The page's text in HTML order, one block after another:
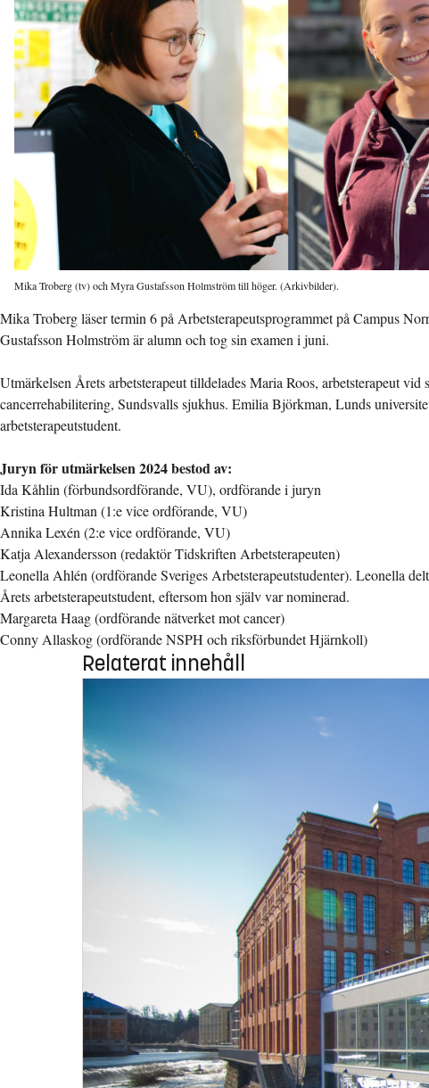
Mika Troberg (tv) och Myra Gustafsson Holmström till höger. (Arkivbilder).
Mika Troberg läser termin 6 på Arbetsterapeutsprogrammet på Campus
Gustafsson Holmström är alumn och tog sin examen i juni.
Utmärkelsen Årets arbetsterapeut tilldelades Maria Roos, arbetsterapeut vid
cancerrehabilitering, Sundsvalls sjukhus. Emilia Björkman, Lunds
arbetsterapeutstudent.
Juryn för utmärkelsen 2024 bestod av:
Ida Kåhlin (förbundsordförande, VU), ordförande i juryn
Kristina Hultman (1:e vice ordförande, VU)
Annika Lexén (2:e vice ordförande, VU)
Katja Alexandersson (redaktör Tidskriften Arbetsterapeuten)
Leonella Ahlén (ordförande Sveriges Arbetsterapeutstudenter). Leonella
Årets arbetsterapeutstudent, eftersom hon själv var nominerad.
Margareta Haag (ordförande nätverket mot cancer)
Conny Allaskog (ordförande NSPH och riksförbundet Hjärnkoll)
Relaterat innehåll